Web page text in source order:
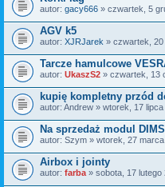
autor: gacy666 » czwartek, 5
AGV k5
autor: XJRJarek » czwartek,
Tarcze hamulcowe
autor: UkaszS2 » czwartek, 13
kupię kompletny przód
autor: Andrew » wtorek, 17
Na sprzedaż modul
autor: Szym » wtorek, 27
Airbox i jointy
autor: farba » sobota, 17 lutego